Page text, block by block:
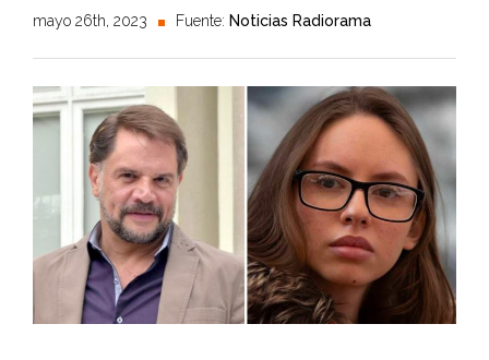
mayo 26th, 2023 Fuente: Noticias Radiorama